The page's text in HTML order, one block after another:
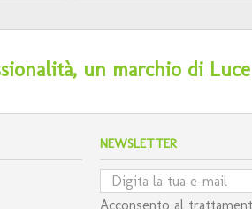
un marchio di Luce
NEWSLETTER
Acconsento al